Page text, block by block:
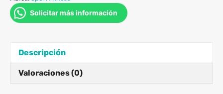
Solicitar más información
Descripción
Valoraciones (0)